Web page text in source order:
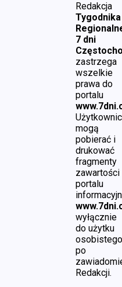
Redakcja
Tygodnika
7 dni
zastrzega
wszelkie
prawa do
portalu
mogą
pobierać i
drukować
fragmenty
zawartości
portalu
wyłącznie
do użytku
po
Redakcji.